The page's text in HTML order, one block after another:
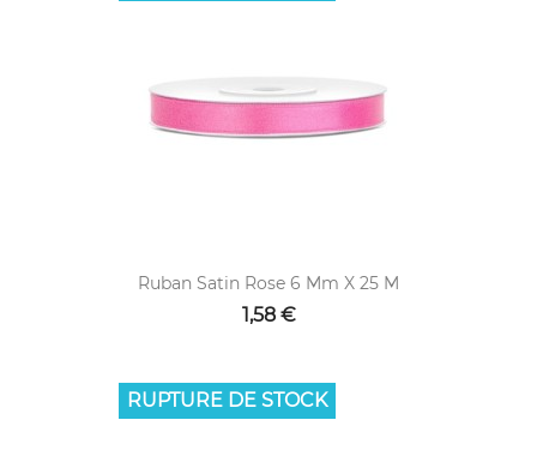
Ruban Satin Rose 6 Mm X 25 M
1,58 €
RUPTURE DE STOCK